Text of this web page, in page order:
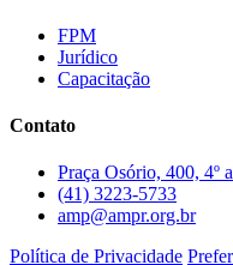
FPM
Jurídico
Capacitação
Contato
Praça Osório, 400, 4º
(41) 3223-5733
amp@ampr.org.br
Política de Privacidade